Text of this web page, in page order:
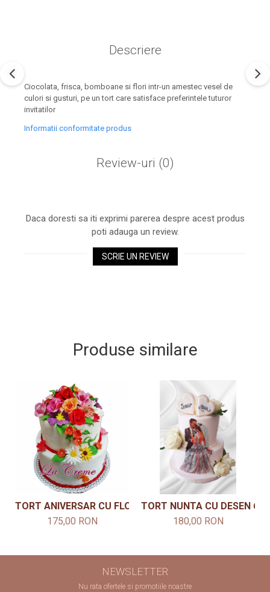
Descriere
Ciocolata, frisca, bomboane si flori intr-un amestec vesel de
culori si gusturi, pe un tort care satisface preferintele tuturor
invitatilor
Informatii conformitate produs
Review-uri (0)
Daca doresti sa iti exprimi parerea despre acest produs
poti adauga un review.
SCRIE UN REVIEW
Produse similare
TORT ANIVERSAR CU FLORI MODEL 8
175,00 RON
TORT NUNTA CU DESEN 6
180,00 RON
NEWSLETTER
Nu rata ofertele si promotiile noastre